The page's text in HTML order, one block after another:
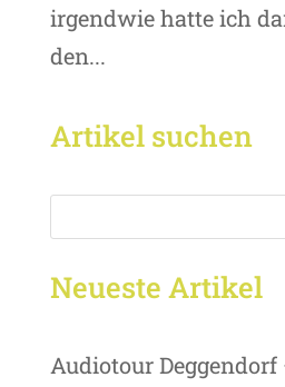
irgendwie hatte ich
den...
Artikel suchen
Neueste Artikel
Audiotour